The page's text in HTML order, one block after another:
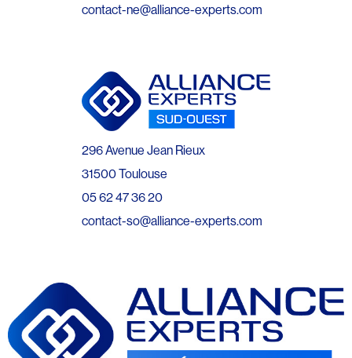
contact-ne@alliance-experts.com
296 Avenue Jean Rieux
31500 Toulouse
05 62 47 36 20
contact-so@alliance-experts.com